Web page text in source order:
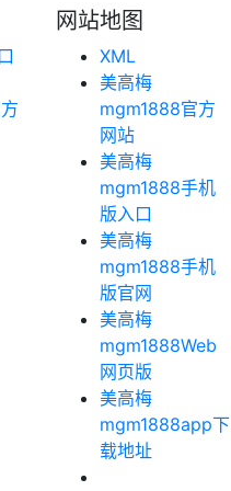
网站地图
XML
美高梅
mgm1888官方
网站
美高梅
mgm1888手机
版入口
美高梅
mgm1888手机
版官网
美高梅
mgm1888Web
网页版
美高梅
mgm1888app下
载地址